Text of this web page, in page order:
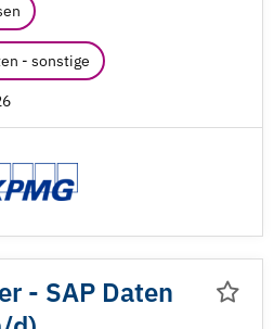
- sonstige
- SAP Daten